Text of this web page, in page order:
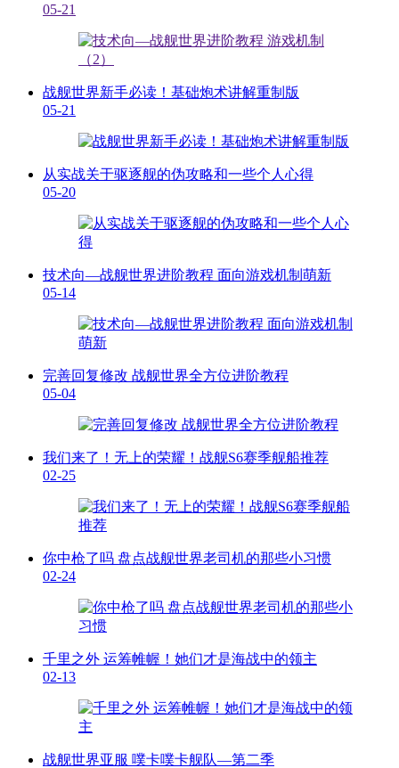
05-21
战舰世界新手必读！基础炮术讲解重制版
05-21
从实战关于驱逐舰的伪攻略和一些个人心得
05-20
技术向—战舰世界进阶教程 面向游戏机制萌新
05-14
完善回复修改 战舰世界全方位进阶教程
05-04
我们来了！无上的荣耀！战舰S6赛季舰船推荐
02-25
你中枪了吗 盘点战舰世界老司机的那些小习惯
02-24
千里之外 运筹帷幄！她们才是海战中的领主
02-13
战舰世界亚服 噗卡噗卡舰队—第二季